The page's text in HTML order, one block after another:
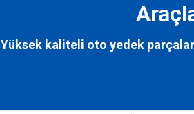
Yüksek kaliteli oto yedek